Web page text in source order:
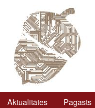
Aktualitātes Pagasts